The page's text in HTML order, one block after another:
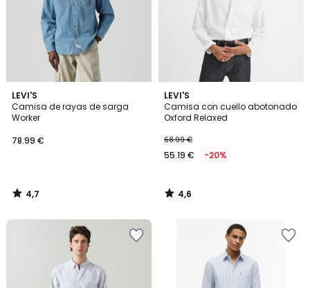
LEVI'S
Camisa de rayas de sarga
Worker
78.99 €
4,7
/ 5
4,7
/
LEVI'S
Camisa con cuello abotonado
Oxford Relaxed
68.99 €
55.19 € -20%
4,6
/ 5
4,6
/